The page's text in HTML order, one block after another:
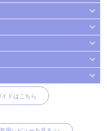
ドはこちら